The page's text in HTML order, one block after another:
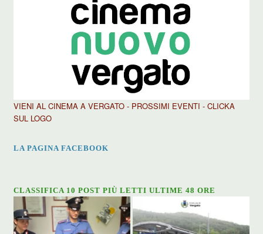
VIENI AL CINEMA A VERGATO - PROSSIMI EVENTI - CLICKA
SUL LOGO
LA PAGINA FACEBOOK
CLASSIFICA 10 POST PIÙ LETTI ULTIME 48 ORE